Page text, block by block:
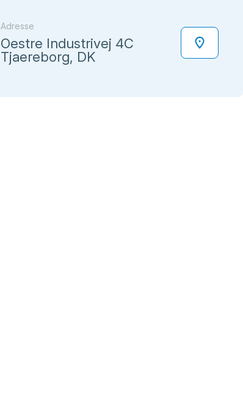
Adresse
Oestre Industrivej 4C
Tjaereborg, DK